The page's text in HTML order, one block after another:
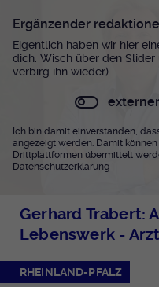
Ergänzender
Eigentlich haben wir hier
dich. Wisch über den
verbirg ihn wieder).
Ich bin damit einverstanden,
angezeigt werden. Damit
Drittplattformen übermittelt
Datenschutzerklärung
Gerhard Trabert:
Lebenswerk -
RHEINLAND-PFALZ